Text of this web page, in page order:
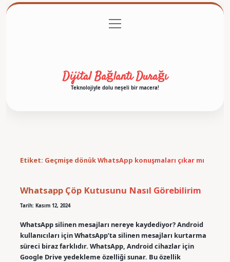
Gizlilik Politikası
menüyü
aç
Dijital Bağlantı Durağı
Teknolojiyle dolu neşeli bir macera!
Etiket: Geçmişe dönük WhatsApp konuşmaları çıkar mı
Whatsapp Çöp Kutusunu Nasıl Görebilirim
Tarih: Kasım 12, 2024
WhatsApp silinen mesajları nereye kaydediyor? Android
kullanıcıları için WhatsApp’ta silinen mesajları kurtarma
süreci biraz farklıdır. WhatsApp, Android cihazlar için
Google Drive yedekleme özelliği sunar. Bu özellik